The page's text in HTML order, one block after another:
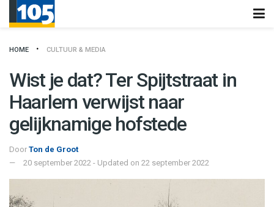
HOME CULTUUR & MEDIA
Wist je dat? Ter Spijtstraat in
Haarlem verwijst naar
gelijknamige hofstede
Door Ton de Groot
20 september 2022 - Updated on 22 september 2022